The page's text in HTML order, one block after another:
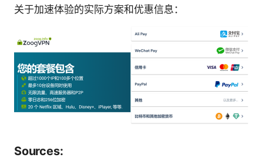
关于加速体验的实际方案和优惠信息：
Sources: